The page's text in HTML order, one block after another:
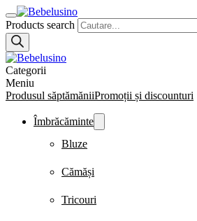
Products search
Categorii
Meniu
Produsul săptămăniiPromoții și discounturi
Îmbrăcăminte
Bluze
Cămăși
Tricouri